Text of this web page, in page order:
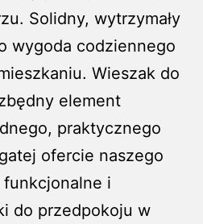
Solidny, wytrzymały
wygoda codziennego
Wieszak do
element
praktycznego
ofercie naszego
i
do przedpokoju w